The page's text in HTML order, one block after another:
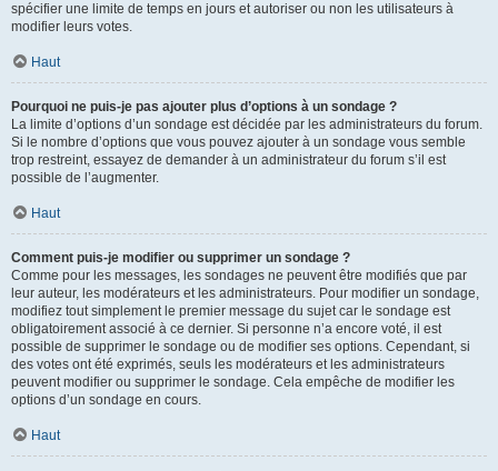
spécifier une limite de temps en jours et autoriser ou non les utilisateurs à
modifier leurs votes.
Haut
Pourquoi ne puis-je pas ajouter plus d’options à un sondage ?
La limite d’options d’un sondage est décidée par les administrateurs du forum.
Si le nombre d’options que vous pouvez ajouter à un sondage vous semble
trop restreint, essayez de demander à un administrateur du forum s’il est
possible de l’augmenter.
Haut
Comment puis-je modifier ou supprimer un sondage ?
Comme pour les messages, les sondages ne peuvent être modifiés que par
leur auteur, les modérateurs et les administrateurs. Pour modifier un sondage,
modifiez tout simplement le premier message du sujet car le sondage est
obligatoirement associé à ce dernier. Si personne n’a encore voté, il est
possible de supprimer le sondage ou de modifier ses options. Cependant, si
des votes ont été exprimés, seuls les modérateurs et les administrateurs
peuvent modifier ou supprimer le sondage. Cela empêche de modifier les
options d’un sondage en cours.
Haut